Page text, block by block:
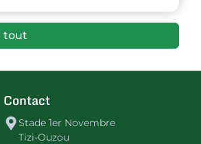
tout
Contact
Stade 1er Novembre
Tizi-Ouzou